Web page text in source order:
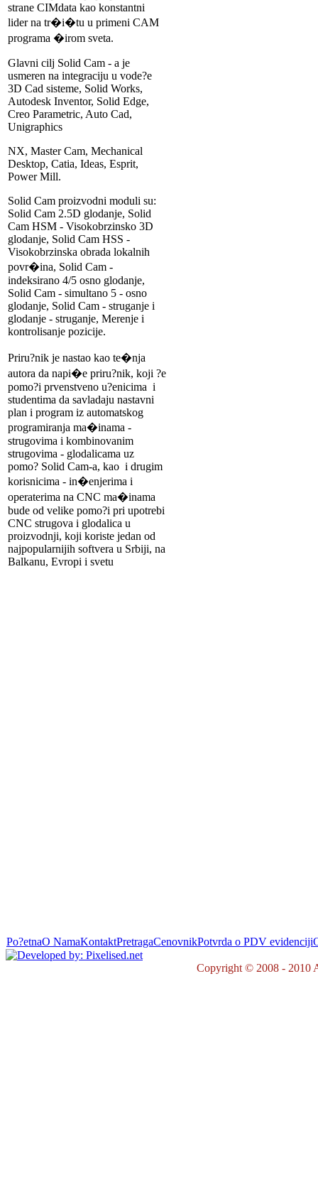
strane CIMdata kao konstantni
lider na tr�i�tu u primeni CAM
programa �irom sveta.
Glavni cilj Solid Cam - a je
usmeren na integraciju u vode?e
3D Cad sisteme, Solid Works,
Autodesk Inventor, Solid Edge,
Creo Parametric, Auto Cad,
Unigraphics
NX, Master Cam, Mechanical
Desktop, Catia, Ideas, Esprit,
Power Mill.
Solid Cam proizvodni moduli su:
Solid Cam 2.5D glodanje, Solid
Cam HSM - Visokobrzinsko 3D
glodanje, Solid Cam HSS -
Visokobrzinska obrada lokalnih
povr�ina, Solid Cam -
indeksirano 4/5 osno glodanje,
Solid Cam - simultano 5 - osno
glodanje, Solid Cam - struganje i
glodanje - struganje, Merenje i
kontrolisanje pozicije.
Priru?nik je nastao kao te�nja
autora da napi�e priru?nik, koji ?e
pomo?i prvenstveno u?enicima i
studentima da savladaju nastavni
plan i program iz automatskog
programiranja ma�inama -
strugovima i kombinovanim
strugovima - glodalicama uz
pomo? Solid Cam-a, kao i drugim
korisnicima - in�enjerima i
operaterima na CNC ma�inama
bude od velike pomo?i pri upotrebi
CNC strugova i glodalica u
proizvodnji, koji koriste jedan od
najpopularnijih softvera u Srbiji, na
Balkanu, Evropi i svetu
Po?etnaO NamaKontaktPretragaCenovnikPotvrda o PDV evidenciji
Copyright © 2008 - 2010